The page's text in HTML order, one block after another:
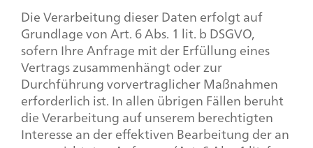
Die Verarbeitung dieser Daten erfolgt auf
Grundlage von Art. 6 Abs. 1 lit. b DSGVO,
sofern Ihre Anfrage mit der Erfüllung eines
Vertrags zusammenhängt oder zur
Durchführung vorvertraglicher Maßnahmen
erforderlich ist. In allen übrigen Fällen beruht
die Verarbeitung auf unserem berechtigten
Interesse an der effektiven Bearbeitung der an